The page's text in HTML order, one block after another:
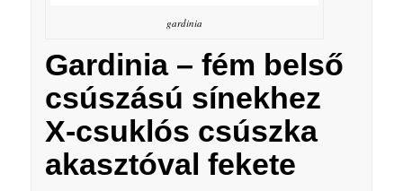
gardinia
Gardinia – fém belső
csúszású sínekhez
X-csuklós csúszka
akasztóval fekete